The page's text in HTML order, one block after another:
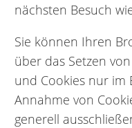
nächsten Besuch
Sie können Ihren
über das Setzen
und Cookies nur im
Annahme von
generell